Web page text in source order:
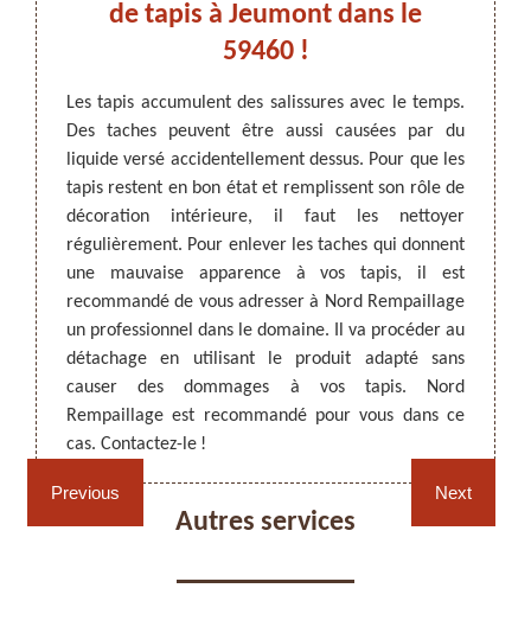
ARTISAN DEZITTER, REMPAILLAGE -
CANNAGE - RECOLLAGE, 59 NORD
chaises et sièges 59
Cannage fauteuil, chaises
Previous
de
très
des
à un
de tapis à Jeumont dans le
59460 !
Les tapis accumulent des salissures avec le temps.
Des taches peuvent être aussi causées par du
liquide versé accidentellement dessus. Pour que les
tapis restent en bon état et remplissent son rôle de
décoration intérieure, il faut les nettoyer
régulièrement. Pour enlever les taches qui donnent
une mauvaise apparence à vos tapis, il est
recommandé de vous adresser à Nord Rempaillage
un professionnel dans le domaine. Il va procéder au
détachage en utilisant le produit adapté sans
causer des dommages à vos tapis. Nord
Rempaillage est recommandé pour vous dans ce
cas. Contactez-le !
être
telle
sur
Next
Autres services